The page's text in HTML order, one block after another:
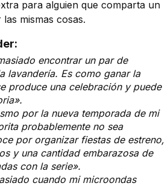
para alguien que comparta un
mismas cosas.
encontrar un par de
lavandería. Es como ganar la
produce una celebración y puede
por la nueva temporada de mi
probablemente no sea
por organizar fiestas de estreno,
y una cantidad embarazosa de
con la serie».
cuando mi microondas